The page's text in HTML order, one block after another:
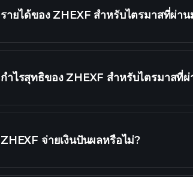
รายได้ของ ZHEXF สำหรับไตรมาสที่ผ่าน
กำไรสุทธิของ ZHEXF สำหรับไตรมาสที่ผ่
ZHEXF จ่ายเงินปันผลหรือไม่?